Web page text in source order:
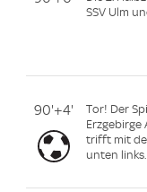
SSV Ulm
90'+4'
Tor! Der
Erzgebirge
trifft mit
unten